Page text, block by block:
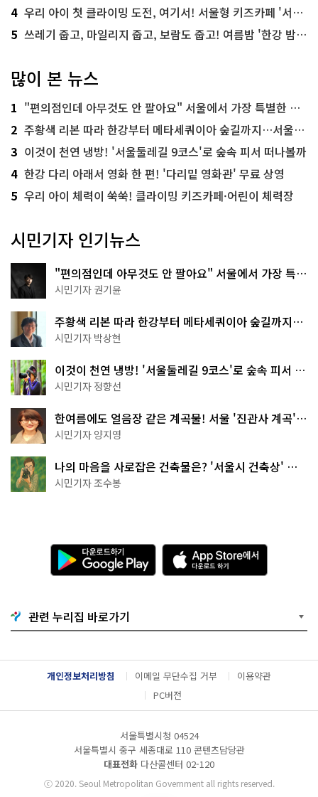
4 우리 아이 첫 클라이밍 도전, 여기서! 서울형 키즈카페 '서울가족플라자점'
5 쓰레기 줍고, 마일리지 줍고, 보람도 줍고! 여름밤 '한강 밤마실 줍깅'
많이 본 뉴스
1 "편의점인데 아무것도 안 팔아요" 서울에서 가장 특별한 편의점의 정체
2 주황색 리본 따라 한강부터 메타세쿼이아 숲길까지…서울둘레길 15코스
3 이것이 천연 냉방! '서울둘레길 9코스'로 숲속 피서 떠나볼까
4 한강 다리 아래서 영화 한 편! '다리밑 영화관' 무료 상영
5 우리 아이 체력이 쑥쑥! 클라이밍 키즈카페·어린이 체력장
시민기자 인기뉴스
"편의점인데 아무것도 안 팔아요" 서울에서 가장 특별
한 편의점의 정체
시민기자 권기윤
주황색 리본 따라 한강부터 메타세쿼이아 숲길까지…
서울둘레길 15코스
시민기자 박상현
이것이 천연 냉방! '서울둘레길 9코스'로 숲속 피서 떠
나볼까
시민기자 정향선
한여름에도 얼음장 같은 계곡물! 서울 '진관사 계곡'이
천국이네~
시민기자 양지영
나의 마음을 사로잡은 건축물은? '서울시 건축상' 수
상작 공개!
시민기자 조수봉
다
운
로
기
G
o
g
l
e
l
A
p
p
e
서
다
운
드
관련 누리집 바로가기
개인정보처리방침 이메일 무단수집 거부
이용약관
PC버전
서울특별시청 04524
서울특별시 중구 세종대로 110 콘텐츠담당관
대표전화 다산콜센터 02-120
ⓒ2020. Seoul Metropolitan Government all rights reserved.